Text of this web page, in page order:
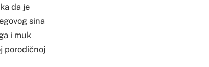
da je
sina
i muk
porodičnoj